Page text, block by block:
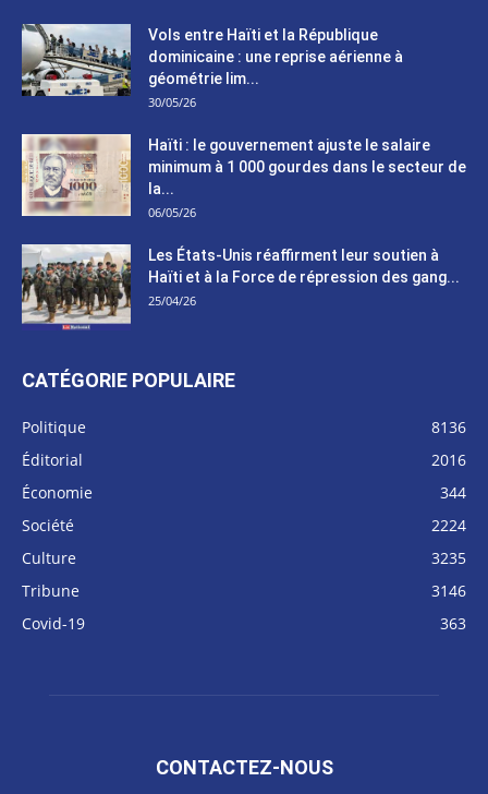
Vols entre Haïti et la République
dominicaine : une reprise aérienne à
géométrie lim...
30/05/26
Haïti : le gouvernement ajuste le salaire
minimum à 1 000 gourdes dans le secteur de
la...
06/05/26
Les États-Unis réaffirment leur soutien à
Haïti et à la Force de répression des gang...
25/04/26
CATÉGORIE POPULAIRE
Politique
8136
Éditorial
2016
Économie
344
Société
2224
Culture
3235
Tribune
3146
Covid-19
363
CONTACTEZ-NOUS